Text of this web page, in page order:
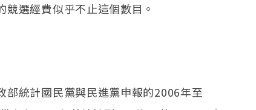
選經費似乎不止這個數目。
部統計國民黨與民進黨申報的2006年至